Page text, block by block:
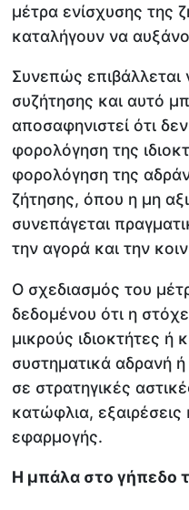
μέτρα ενίσχυσης της
καταλήγουν να
Συνεπώς επιβάλλεται
συζήτησης και αυτό
αποσαφηνιστεί ότι
φορολόγηση της
φορολόγηση της
ζήτησης, όπου η μη
συνεπάγεται
την αγορά και την
Ο σχεδιασμός του
δεδομένου ότι η
μικρούς ιδιοκτήτες ή
συστηματικά αδρανή
σε στρατηγικές
κατώφλια, εξαιρέσεις
εφαρμογής.
Η μπάλα στο γήπεδο